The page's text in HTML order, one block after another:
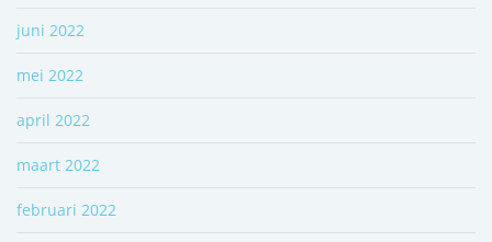
juni 2022
mei 2022
april 2022
maart 2022
februari 2022